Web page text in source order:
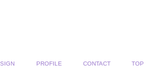
PROFILE CONTACT TOP